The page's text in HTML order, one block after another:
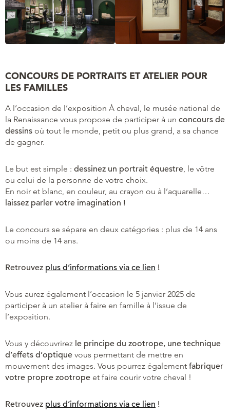
CONCOURS DE PORTRAITS ET ATELIER POUR
LES FAMILLES
A l’occasion de l’exposition À cheval, le musée national de
la Renaissance vous propose de participer à un concours de
dessins où tout le monde, petit ou plus grand, a sa chance
de gagner.
Le but est simple : dessinez un portrait équestre , le vôtre
ou celui de la personne de votre choix.
En noir et blanc, en couleur, au crayon ou à l’aquarelle…
laissez parler votre imagination !
Le concours se sépare en deux catégories : plus de 14 ans
ou moins de 14 ans.
Retrouvez plus d’informations via ce lien !
Vous aurez également l’occasion le 5 janvier 2025 de
participer à un atelier à faire en famille à l’issue de
l’exposition.
Vous y découvrirez le principe du zootrope, une technique
d’effets d’optique vous permettant de mettre en
mouvement des images. Vous pourrez également fabriquer
votre propre zootrope et faire courir votre cheval !
Retrouvez plus d’informations via ce lien !